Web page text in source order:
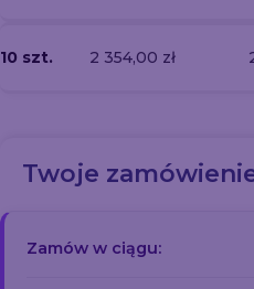
10 szt. 2 354,00 zł
Twoje
Zamów w ciągu: